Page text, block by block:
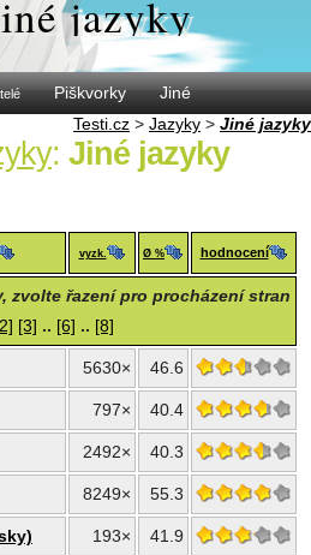
jazyky
Piškvorky
Jiné
Testi.cz > Jazyky > Jiné jazyky
: Jiné jazyky
vyzk. Ø % hodnocení
zvolte řazení pro procházení stran
[3] .. [6] .. [8]
5630× 46.6
797× 40.4
2492× 40.3
8249× 55.3
193× 41.9